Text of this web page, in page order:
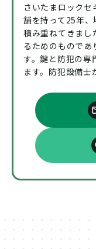
さいたまロック
舗を持って25年
積み重ねてきまし
るためのものであ
す。鍵と防犯の専
ます。防犯設備士